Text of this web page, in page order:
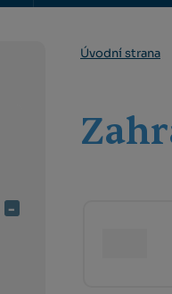
Úvodní strana